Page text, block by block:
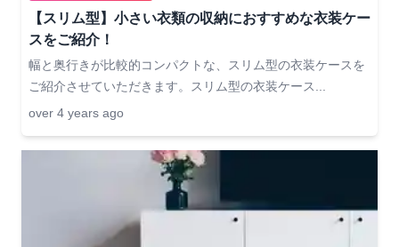
【スリム型】小さい衣類の収納におすすめな衣装ケー
スをご紹介！
幅と奥行きが比較的コンパクトな、スリム型の衣装ケースを
ご紹介させていただきます。スリム型の衣装ケース...
over 4 years ago